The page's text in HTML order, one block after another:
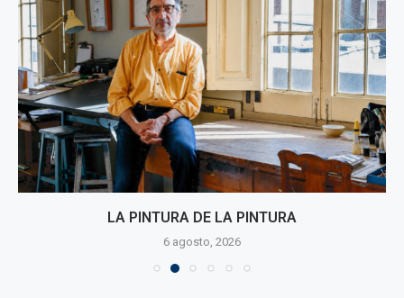
LA PINTURA DE LA PINTURA
6 agosto, 2026